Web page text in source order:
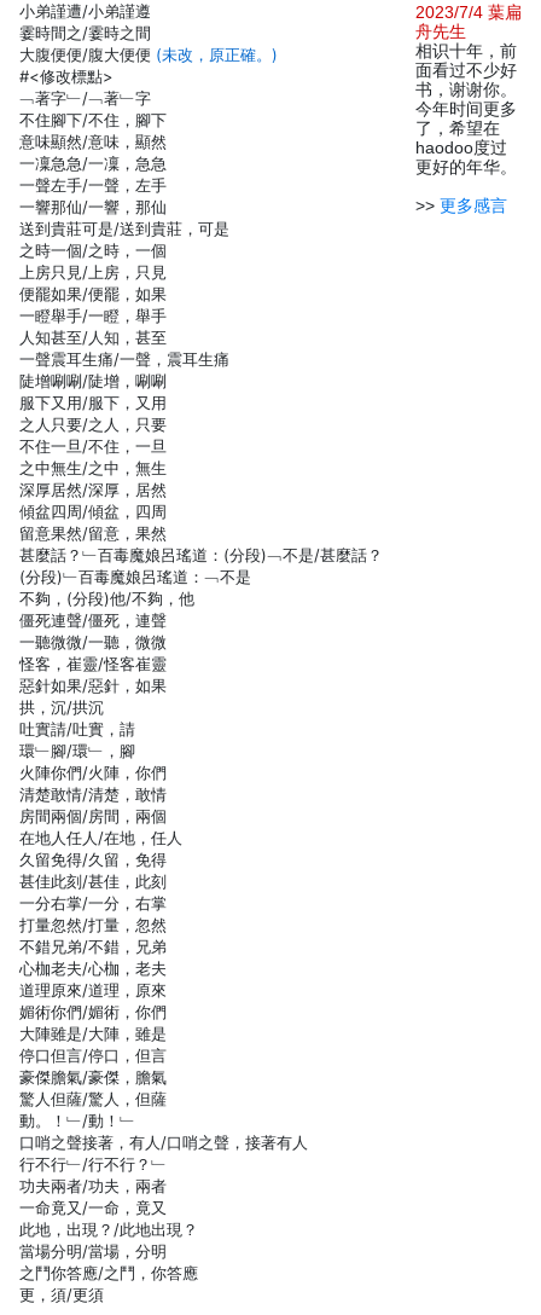
小弟謹遭/小弟謹遵
霎時間之/霎時之間
大腹便便/腹大便便 (未改，原正確。)
#<修改標點>
﹁著字﹂/﹁著﹂字
不住腳下/不住，腳下
意味顯然/意味，顯然
一凜急急/一凜，急急
一聲左手/一聲，左手
一響那仙/一響，那仙
送到貴莊可是/送到貴莊，可是
之時一個/之時，一個
上房只見/上房，只見
便罷如果/便罷，如果
一瞪舉手/一瞪，舉手
人知甚至/人知，甚至
一聲震耳生痛/一聲，震耳生痛
陡增唰唰/陡增，唰唰
服下又用/服下，又用
之人只要/之人，只要
不住一旦/不住，一旦
之中無生/之中，無生
深厚居然/深厚，居然
傾盆四周/傾盆，四周
留意果然/留意，果然
甚麼話？﹂百毒魔娘呂瑤道：(分段)﹁不是/甚麼話？
(分段)﹂百毒魔娘呂瑤道：﹁不是
不夠，(分段)他/不夠，他
僵死連聲/僵死，連聲
一聽微微/一聽，微微
怪客，崔靈/怪客崔靈
惡針如果/惡針，如果
拱，沉/拱沉
吐實請/吐實，請
環﹂腳/環﹂，腳
火陣你們/火陣，你們
清楚敢情/清楚，敢情
房間兩個/房間，兩個
在地人任人/在地，任人
久留免得/久留，免得
甚佳此刻/甚佳，此刻
一分右掌/一分，右掌
打量忽然/打量，忽然
不錯兄弟/不錯，兄弟
心枷老夫/心枷，老夫
道理原來/道理，原來
媚術你們/媚術，你們
大陣雖是/大陣，雖是
停口但言/停口，但言
豪傑膽氣/豪傑，膽氣
驚人但薩/驚人，但薩
動。！﹂/動！﹂
口哨之聲接著，有人/口哨之聲，接著有人
行不行﹂/行不行？﹂
功夫兩者/功夫，兩者
一命竟又/一命，竟又
此地，出現？/此地出現？
當場分明/當場，分明
之鬥你答應/之鬥，你答應
更，須/更須
2023/7/4 葉扁
舟先生
相识十年，前
面看过不少好
书，谢谢你。
今年时间更多
了，希望在
haodoo度过
更好的年华。
>> 更多感言